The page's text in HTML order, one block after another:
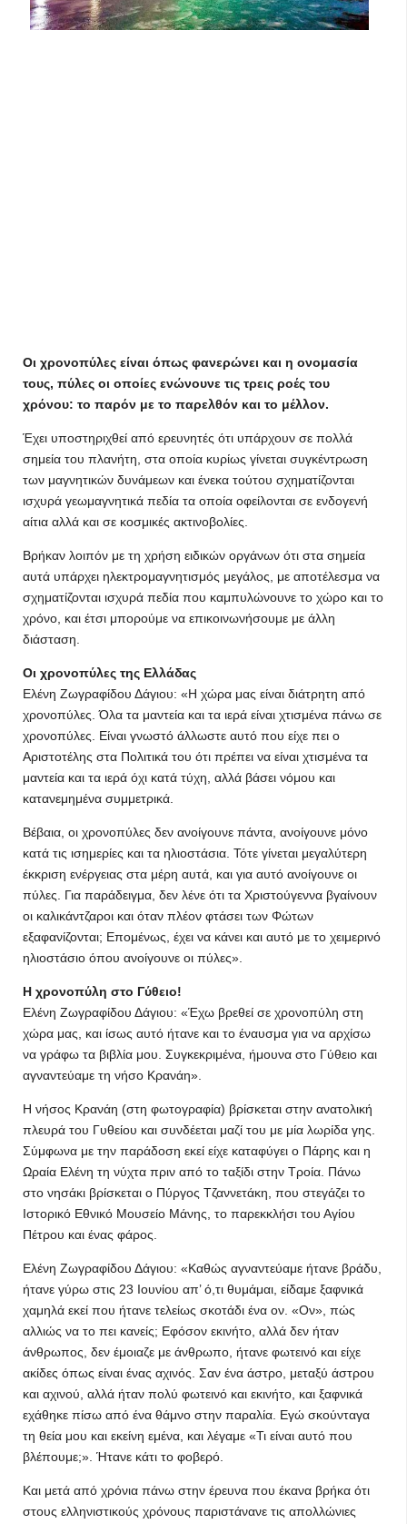
Οι χρονοπύλες είναι όπως φανερώνει και η ονομασία
τους, πύλες οι οποίες ενώνουνε τις τρεις ροές του
χρόνου: το παρόν με το παρελθόν και το μέλλον.
Έχει υποστηριχθεί από ερευνητές ότι υπάρχουν σε πολλά
σημεία του πλανήτη, στα οποία κυρίως γίνεται συγκέντρωση
των μαγνητικών δυνάμεων και ένεκα τούτου σχηματίζονται
ισχυρά γεωμαγνητικά πεδία τα οποία οφείλονται σε ενδογενή
αίτια αλλά και σε κοσμικές ακτινοβολίες.
Βρήκαν λοιπόν με τη χρήση ειδικών οργάνων ότι στα σημεία
αυτά υπάρχει ηλεκτρομαγνητισμός μεγάλος, με αποτέλεσμα να
σχηματίζονται ισχυρά πεδία που καμπυλώνουνε το χώρο και το
χρόνο, και έτσι μπορούμε να επικοινωνήσουμε με άλλη
διάσταση.
Οι χρονοπύλες της Ελλάδας
Ελένη Ζωγραφίδου Δάγιου: «Η χώρα μας είναι διάτρητη από
χρονοπύλες. Όλα τα μαντεία και τα ιερά είναι χτισμένα πάνω σε
χρονοπύλες. Είναι γνωστό άλλωστε αυτό που είχε πει ο
Αριστοτέλης στα Πολιτικά του ότι πρέπει να είναι χτισμένα τα
μαντεία και τα ιερά όχι κατά τύχη, αλλά βάσει νόμου και
κατανεμημένα συμμετρικά.
Βέβαια, οι χρονοπύλες δεν ανοίγουνε πάντα, ανοίγουνε μόνο
κατά τις ισημερίες και τα ηλιοστάσια. Τότε γίνεται μεγαλύτερη
έκκριση ενέργειας στα μέρη αυτά, και για αυτό ανοίγουνε οι
πύλες. Για παράδειγμα, δεν λένε ότι τα Χριστούγεννα βγαίνουν
οι καλικάντζαροι και όταν πλέον φτάσει των Φώτων
εξαφανίζονται; Επομένως, έχει να κάνει και αυτό με το χειμερινό
ηλιοστάσιο όπου ανοίγουνε οι πύλες».
Η χρονοπύλη στο Γύθειο!
Ελένη Ζωγραφίδου Δάγιου: «Έχω βρεθεί σε χρονοπύλη στη
χώρα μας, και ίσως αυτό ήτανε και το έναυσμα για να αρχίσω
να γράφω τα βιβλία μου. Συγκεκριμένα, ήμουνα στο Γύθειο και
αγναντεύαμε τη νήσο Κρανάη».
Η νήσος Κρανάη (στη φωτογραφία) βρίσκεται στην ανατολική
πλευρά του Γυθείου και συνδέεται μαζί του με μία λωρίδα γης.
Σύμφωνα με την παράδοση εκεί είχε καταφύγει ο Πάρης και η
Ωραία Ελένη τη νύχτα πριν από το ταξίδι στην Τροία. Πάνω
στο νησάκι βρίσκεται ο Πύργος Τζαννετάκη, που στεγάζει το
Ιστορικό Εθνικό Μουσείο Μάνης, το παρεκκλήσι του Αγίου
Πέτρου και ένας φάρος.
Ελένη Ζωγραφίδου Δάγιου: «Καθώς αγναντεύαμε ήτανε βράδυ,
ήτανε γύρω στις 23 Ιουνίου απ’ ό,τι θυμάμαι, είδαμε ξαφνικά
χαμηλά εκεί που ήτανε τελείως σκοτάδι ένα ον. «Ον», πώς
αλλιώς να το πει κανείς; Εφόσον εκινήτο, αλλά δεν ήταν
άνθρωπος, δεν έμοιαζε με άνθρωπο, ήτανε φωτεινό και είχε
ακίδες όπως είναι ένας αχινός. Σαν ένα άστρο, μεταξύ άστρου
και αχινού, αλλά ήταν πολύ φωτεινό και εκινήτο, και ξαφνικά
εχάθηκε πίσω από ένα θάμνο στην παραλία. Εγώ σκούνταγα
τη θεία μου και εκείνη εμένα, και λέγαμε «Τι είναι αυτό που
βλέπουμε;». Ήτανε κάτι το φοβερό.
Και μετά από χρόνια πάνω στην έρευνα που έκανα βρήκα ότι
στους ελληνιστικούς χρόνους παριστάνανε τις απολλώνιες